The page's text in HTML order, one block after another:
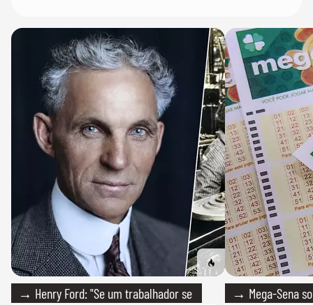
→ Henry Ford: "Se um trabalhador se
→ Mega-Sena